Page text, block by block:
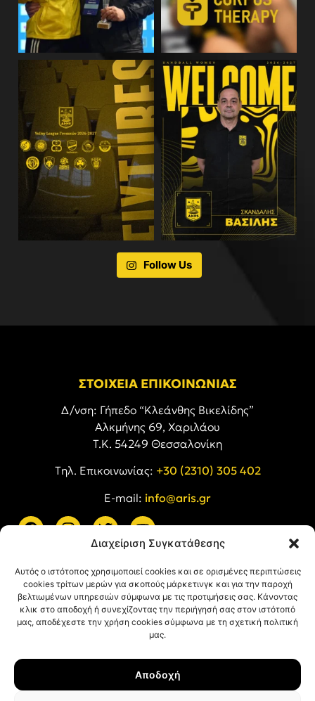
Διαχείριση Συγκατάθεσης
Αυτός ο ιστότοπος χρησιμοποιεί cookies και σε ορισμένες περιπτώσεις
cookies τρίτων μερών για σκοπούς μάρκετινγκ και για την παροχή
βελτιωμένων υπηρεσιών σύμφωνα με τις προτιμήσεις σας. Κάνοντας
κλικ στο αποδοχή ή συνεχίζοντας την περιήγησή σας στον ιστότοπό
μας, αποδέχεστε την χρήση cookies σύμφωνα με τη σχετική πολιτική
μας.
Αποδοχή
Follow Us
ΣΤΟΙΧΕΙΑ ΕΠΙΚΟΙΝΩΝΙΑΣ
Δ/νση: Γήπεδο “Κλεάνθης Βικελίδης”
Αλκμήνης 69, Χαριλάου
Τ.Κ. 54249 Θεσσαλονίκη
Tηλ. Επικοινωνίας: +30 (2310) 305 402
E-mail: info@aris.gr
Όροι Χρήσης